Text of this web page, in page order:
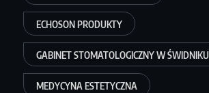
ECHOSON PRODUKTY
GABINET STOMATOLOGICZNY W ŚWIDNIKU
MEDYCYNA ESTETYCZNA